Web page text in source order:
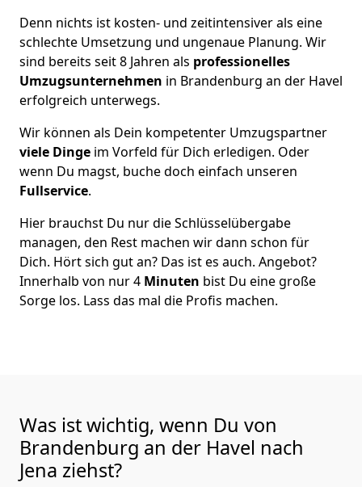
Denn nichts ist kosten- und zeitintensiver als eine
schlechte Umsetzung und ungenaue Planung. Wir
sind bereits seit 8 Jahren als professionelles
Umzugsunternehmen in Brandenburg an der Havel
erfolgreich unterwegs.
Wir können als Dein kompetenter Umzugspartner
viele Dinge im Vorfeld für Dich erledigen. Oder
wenn Du magst, buche doch einfach unseren
Fullservice.
Hier brauchst Du nur die Schlüsselübergabe
managen, den Rest machen wir dann schon für
Dich. Hört sich gut an? Das ist es auch. Angebot?
Innerhalb von nur 4 Minuten bist Du eine große
Sorge los. Lass das mal die Profis machen.
Was ist wichtig, wenn Du von
Brandenburg an der Havel nach
Jena ziehst?